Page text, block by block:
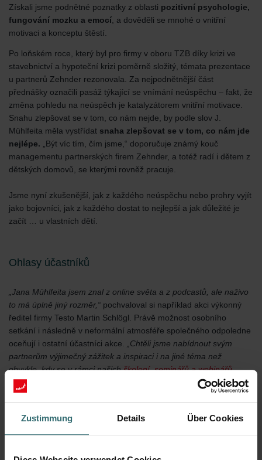
Zustimmung Details Über Cookies
Získali jsme podnětné poznatky z oblasti pozitivní psychologie,
fungování mozku a emocí , a dověděli se mnohé o vnitřní
motivaci a konceptu štěstí.
Po loňském roce, který byl pro firmy v oboru TZB díky krizi ve
stavebnictví a hypoteční krizi poměrně složitý, témata prezentace
u partnerů Zehnder rezonovala. Za nejpodnětnější část
přednášky označili pasáž týkající se vnímání neúspěchu – fakt, že
změna pohledu na neúspěch je katalyzátorem vnitřní motivace.
Snahu zlepšovat se v tom, co nám nejde, by podle slov J.
Mühlfeita měla vystřídat snaha zlepšovat se v tom, co nám jde
nejlépe. „Být víc tím, čím jsme,“ doporučuje známý kouč
managementu partnerských firem Zehnder, a totéž radí i dětem z
dětských domovů, se kterými rovněž pracuje.
Jsme nyní zkušenější, jak z každého neúspěchu nebo prohry vyjít
jako bojovníci, jak z každého dostat to nejlepší a jak důležité je
začít … u vlastních dětí.
Ohlasy účastníků
„Jana Mühlfeita jsem znal z online světa a z podcastů, ale naživo
to má úplně jiný rozměr,“ pochvaloval si například akci výkonný
ředitel firmy Testo Martin Schlögl. Právě možnost osobního
setkání i následně v neformální atmosféře společného odpoledne
oceňují i ostatní účastníci akce.
„Chtěli jsme nabídnout svým
partnerům výjimečný zážitek a inspiraci i na jiné téma než
obvykle, kdy se v rámci našichškolení, seminářů a webinářů
věnujeme tématům komfortního a úsporného zajištění zdravého
vnitřního klima,“
říká jednatel firmy Zehnder Ing.Jiří Štekr, a
technickém oboru, jakým je TZB. Je třeba využívat potenciál
osobností v týmu, pracovat i na sobě samých, na vnitřní motivaci,